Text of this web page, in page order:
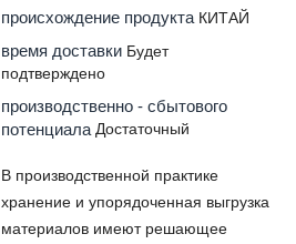
происхождение продукта КИТАЙ
время доставки Будет
подтверждено
производственно - сбытового
потенциала Достаточный
В производственной практике
хранение и упорядоченная выгрузка
материалов имеют решающее